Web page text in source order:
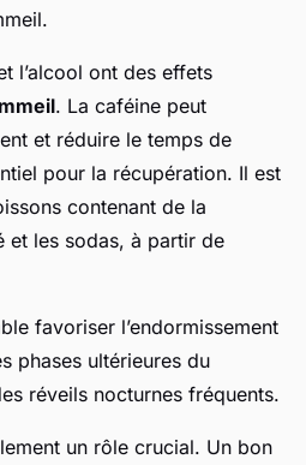
l’alcool ont des effets
. La caféine peut
et réduire le temps de
pour la récupération. Il est
contenant de la
et les sodas, à partir de
favoriser l’endormissement
phases ultérieures du
réveils nocturnes fréquents.
un rôle crucial. Un bon